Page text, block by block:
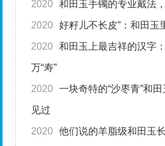
2020 和田玉手镯的专业戴法
2020 好籽儿不长皮”：和田玉
2020 和田玉上最吉祥的汉字：
万“寿”
2020 一块奇特的“沙枣青”和
见过
2020 他们说的羊脂级和田玉